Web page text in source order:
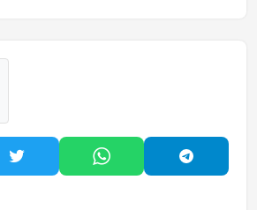
Paylaş
Twitter'da PaylaşWhatsApp'ta Paylaş